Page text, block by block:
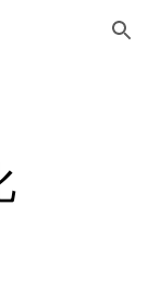
Skip to navigation